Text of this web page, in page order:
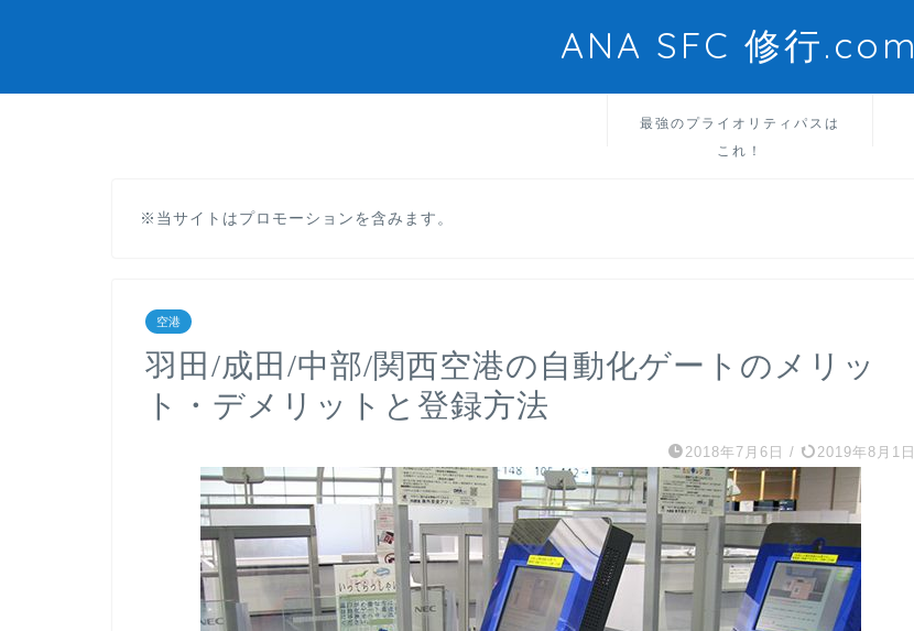
ANA SFC 修行.com
最強のプライオリティパスは
これ！
※当サイトはプロモーションを含みます。
空港
羽田/成田/中部/関西空港の自動化ゲートのメリッ
ト・デメリットと登録方法
2018年7月6日 / 2019年8月1日